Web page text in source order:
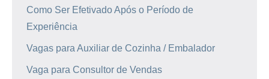
Como Ser Efetivado Após o Período de
Experiência
Vagas para Auxiliar de Cozinha / Embalador
Vaga para Consultor de Vendas